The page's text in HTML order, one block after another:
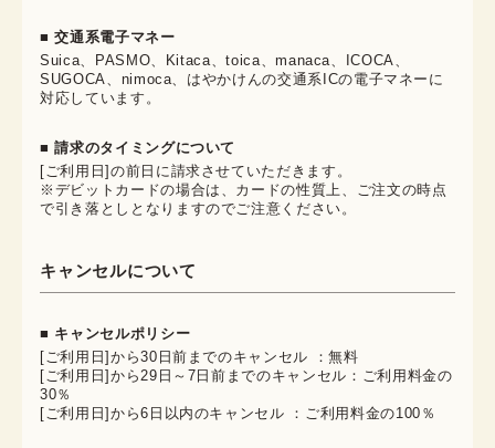
■ 交通系電子マネー
Suica、PASMO、Kitaca、toica、manaca、ICOCA、
SUGOCA、nimoca、はやかけんの交通系ICの電子マネーに
対応しています。
■ 請求のタイミングについて
[ご利用日]の前日に請求させていただきます。
※デビットカードの場合は、カードの性質上、ご注文の時点
で引き落としとなりますのでご注意ください。
キャンセルについて
■ キャンセルポリシー
[ご利用日]から30日前までのキャンセル ：無料
[ご利用日]から29日～7日前までのキャンセル：ご利用料金の
30％
[ご利用日]から6日以内のキャンセル ：ご利用料金の100％